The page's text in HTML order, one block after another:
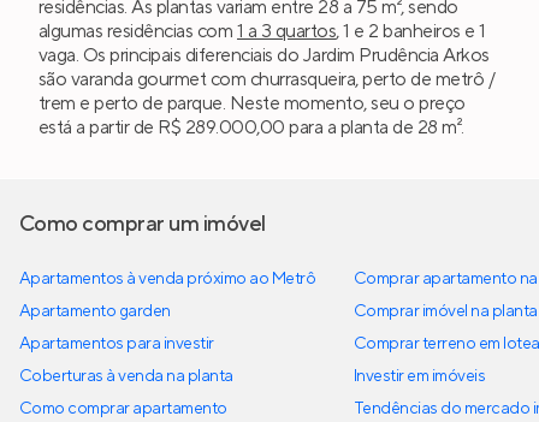
residências. As plantas variam entre 28 a 75 m², sendo
algumas residências com 1 a 3 quartos, 1 e 2 banheiros e 1
vaga. Os principais diferenciais do Jardim Prudência Arkos
são varanda gourmet com churrasqueira, perto de metrô /
trem e perto de parque. Neste momento, seu o preço
está a partir de R$ 289.000,00 para a planta de 28 m².
Como comprar um imóvel
Apartamentos à venda próximo ao Metrô
Apartamento garden
Apartamentos para investir
Coberturas à venda na planta
Como comprar apartamento
Comprar apartamento
Comprar imóvel na planta
Comprar terreno em
Investir em imóveis
Tendências do mercado